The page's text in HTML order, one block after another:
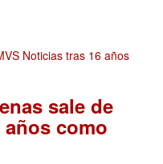
sale de
años como